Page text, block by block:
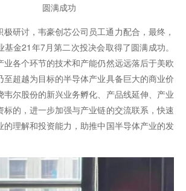
圆满成功
研讨，韦豪创芯公司员工通力配合，最终，
金21年7月第二次投决会取得了圆满成功。
业各个环节的技术和产能仍然远远落后于美欧
至超越为目标的半导体产业具备巨大的商业价
韦尔股份的新兴业务孵化、产品线延伸、产业
标的，进一步加强与产业链的交流联系，快速
的理解和投资能力，助推中国半导体产业的发